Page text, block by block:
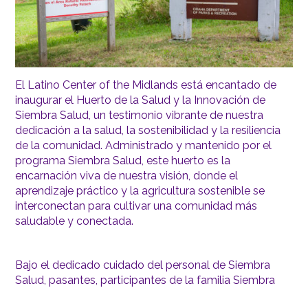
El Latino Center of the Midlands está encantado de
inaugurar el Huerto de la Salud y la Innovación de
Siembra Salud, un testimonio vibrante de nuestra
dedicación a la salud, la sostenibilidad y la resiliencia
de la comunidad. Administrado y mantenido por el
programa Siembra Salud, este huerto es la
encarnación viva de nuestra visión, donde el
aprendizaje práctico y la agricultura sostenible se
interconectan para cultivar una comunidad más
saludable y conectada.
Bajo el dedicado cuidado del personal de Siembra
Salud, pasantes, participantes de la familia Siembra